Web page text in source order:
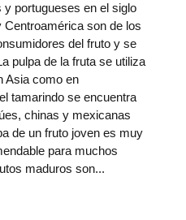
portugueses en el siglo
son de los
del fruto y se
pulpa de la fruta se utiliza
Asia como en
tamarindo se encuentra
chinas y mexicanas
de un fruto joven es muy
para muchos
maduros son